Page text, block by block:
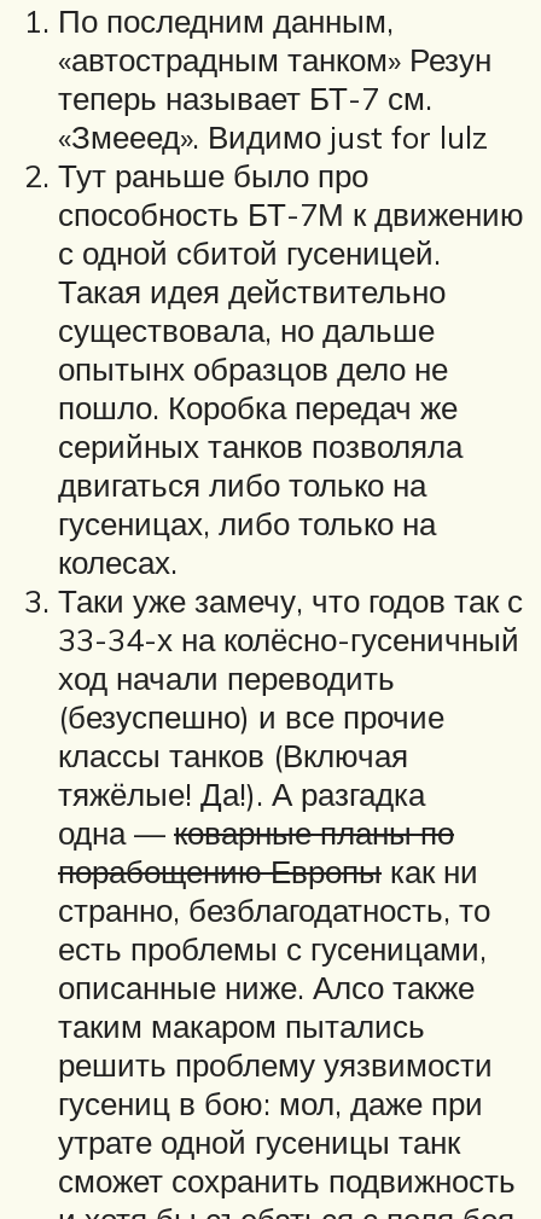
По последним данным,
«автострадным танком» Резун
теперь называет БТ-7 см.
«Змееед». Видимо just for lulz
Тут раньше было про
способность БТ-7М к движению
с одной сбитой гусеницей.
Такая идея действительно
существовала, но дальше
опытынх образцов дело не
пошло. Коробка передач же
серийных танков позволяла
двигаться либо только на
гусеницах, либо только на
колесах.
Таки уже замечу, что годов так с
33-34-х на колёсно-гусеничный
ход начали переводить
(безуспешно) и все прочие
классы танков (Включая
тяжёлые! Да!). А разгадка
одна — коварные планы по
порабощению Европы как ни
странно, безблагодатность, то
есть проблемы с гусеницами,
описанные ниже. Алсо также
таким макаром пытались
решить проблему уязвимости
гусениц в бою: мол, даже при
утрате одной гусеницы танк
сможет сохранить подвижность